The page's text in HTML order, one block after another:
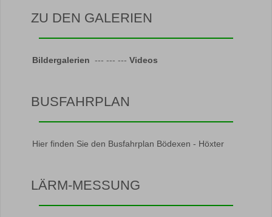
ZU DEN GALERIEN
Bildergalerien --- --- --- Videos
BUSFAHRPLAN
Hier finden Sie den Busfahrplan Bödexen - Höxter
LÄRM-MESSUNG